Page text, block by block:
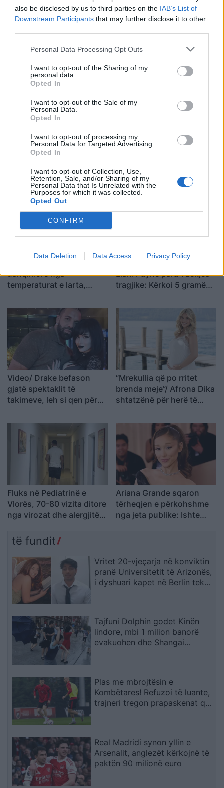
also be disclosed by us to third parties on the IAB’s List of
Downstream Participants that may further disclose it to other
Personal Data Processing Opt Outs
I want to opt-out of the Sharing of my
personal data.
Opted In
I want to opt-out of the Sale of my
Personal Data.
Opted In
I want to opt-out of processing my
Personal Data for Targeted Advertising.
Opted In
I want to opt-out of Collection, Use,
Retention, Sale, and/or Sharing of my
Personal Data that Is Unrelated with the
Purposes for which it was collected.
Opted Out
CONFIRM
Data Deletion Data Access Privacy Policy
Remzie Osmani
emocionon me dedikimin
për mbesën Ema: Jeta ime
Video/ “Verë dhe
humor dhe muzikë në
shëtitore
ushqimore nga
temperaturat e larta,
ftohës
Dalin mesazhet e fundit të
Liam Payne para vdekjes
tragjike: Kërkoi 5 gramë
Video/ Drake befason
gjatë spektaklit të
takimeve, leh si qen për
bëj gjithçka që më kërkon
“Mrekullia që po rritet
brenda meje”/ Afrona Dika
shtatzënë për herë të
misterioz i modeles?
Fluks në Pediatrinë e
Vlorës, 70-80 vizita ditore
nga virozat dhe alergjitë
Ariana Grande sqaron
tërheqjen e përkohshme
nga jeta publike: Ishte
të fundit
Vritet 20-vjeçarja në konviktin
pranë Universitetit të Arizonës,
i dyshuari kapet në Berlin teksa
Tajfuni Dolphin godet Kinën
lindore, mbi 1 milion banorë
evakuohen dhe Shangai
Plas me mbrojtësin e
Kombëtares! Refuzoi të luante,
trajneri tregon prapaskenat që
Real Madridi synon yllin e
Arsenalit, anglezët kërkojnë të
paktën 90 milionë euro